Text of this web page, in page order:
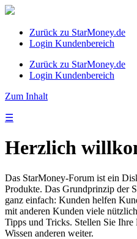
Zurück zu StarMoney.de
Login Kundenbereich
Zurück zu StarMoney.de
Login Kundenbereich
Zum Inhalt
☰
Herzlich
Das StarMoney-Forum ist ein
Produkte. Das Grundprinzip der
ganz einfach: Kunden helfen
mit anderen Kunden viele
Tipps und Tricks. Stellen Sie
Wissen anderen weiter.